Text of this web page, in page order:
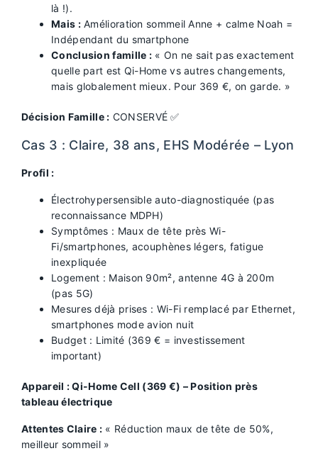
là !).
Mais :Amélioration sommeil Anne + calme Noah =
Indépendant du smartphone
Conclusion famille : « On ne sait pas exactement
quelle part est Qi-Home vs autres changements,
mais globalement mieux. Pour 369 €, on garde. »
Décision Famille : CONSERVÉ ✅
Cas 3 : Claire, 38 ans, EHS Modérée – Lyon
Profil :
Électrohypersensible auto-diagnostiquée (pas
reconnaissance MDPH)
Symptômes : Maux de tête près Wi-
Fi/smartphones, acouphènes légers, fatigue
inexpliquée
Logement : Maison 90m², antenne 4G à 200m
(pas 5G)
Mesures déjà prises : Wi-Fi remplacé par Ethernet,
smartphones mode avion nuit
Budget : Limité (369 € = investissement
important)
Appareil : Qi-Home Cell (369 €) – Position près
tableau électrique
Attentes Claire : « Réduction maux de tête de 50%,
meilleur sommeil »